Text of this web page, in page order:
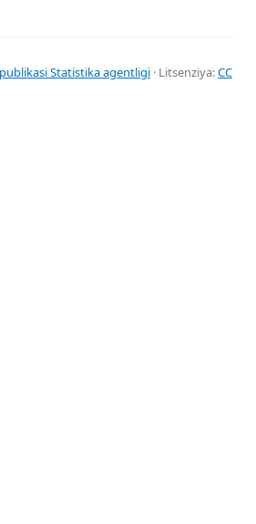
Statistika agentligi · Litsenziya:CC